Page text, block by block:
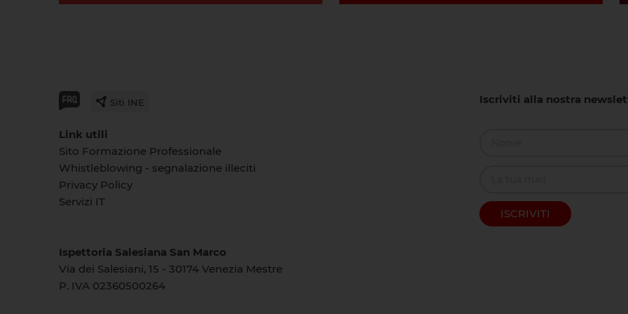
Siti INE
Link utili
Sito Formazione Professionale
Whistleblowing - segnalazione illeciti
Privacy Policy
Servizi IT
Ispettoria Salesiana San Marco
Via dei Salesiani, 15 - 30174 Venezia Mestre
P. IVA 02360500264
Iscriviti alla nostra